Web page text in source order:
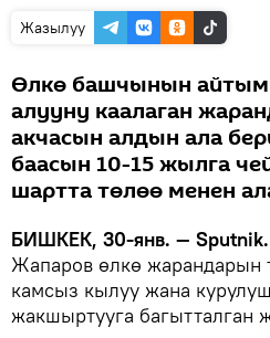
Жазылуу
Өлкө башчынын
алууну каалаган
акчасын алдын ала
баасын 10-15 жылга
шартта төлөө менен
БИШКЕК, 30-янв. — Sputnik.
Жапаров өлкө жарандарын
камсыз кылуу жана
жакшыртууга багытталган